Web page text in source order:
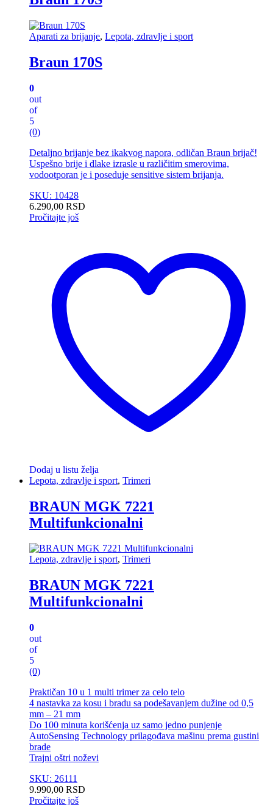
Aparati za brijanje, Lepota, zdravlje i sport
Braun 170S
0
out
of
5
(0)
Detaljno brijanje bez ikakvog napora, odličan Braun brijač!
Uspešno brije i dlake izrasle u različitim smerovima,
vodootporan je i poseduje sensitive sistem brijanja.
SKU: 10428
6.290,00 RSD
Pročitajte još
Dodaj u listu želja
Lepota, zdravlje i sport, Trimeri
BRAUN MGK 7221
Multifunkcionalni
Lepota, zdravlje i sport, Trimeri
BRAUN MGK 7221
Multifunkcionalni
0
out
of
5
(0)
Praktičan 10 u 1 multi trimer za celo telo
4 nastavka za kosu i bradu sa podešavanjem dužine od 0,5
mm – 21 mm
Do 100 minuta korišćenja uz samo jedno punjenje
AutoSensing Technology prilagođava mašinu prema gustini
brade
Trajni oštri noževi
SKU: 26111
9.990,00 RSD
Pročitajte još